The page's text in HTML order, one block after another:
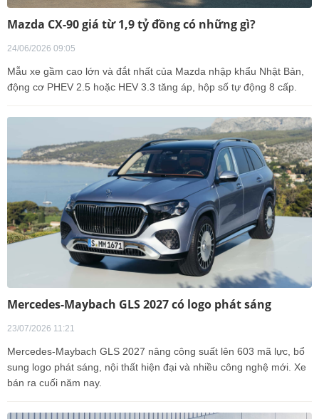
Mazda CX-90 giá từ 1,9 tỷ đồng có những gì?
24/06/2026 09:05
Mẫu xe gầm cao lớn và đắt nhất của Mazda nhập khẩu Nhật Bản,
động cơ PHEV 2.5 hoặc HEV 3.3 tăng áp, hộp số tự động 8 cấp.
Mercedes-Maybach GLS 2027 có logo phát sáng
23/07/2026 11:21
Mercedes-Maybach GLS 2027 nâng công suất lên 603 mã lực, bổ
sung logo phát sáng, nội thất hiện đại và nhiều công nghệ mới. Xe
bán ra cuối năm nay.